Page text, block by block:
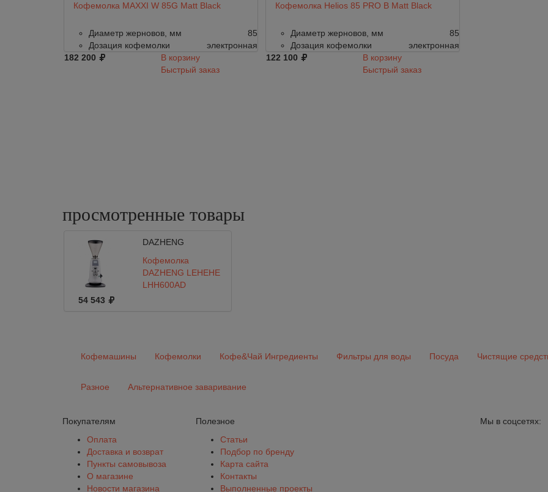
Кофемолка MAXXI W 85G Matt Black
Диаметр жерновов, мм
85
Дозация кофемолки
электронная
182 200
В корзину
Быстрый заказ
Кофемолка Helios 85 PRO B Matt Black
Диаметр жерновов, мм
85
Дозация кофемолки
электронная
122 100
В корзину
Быстрый заказ
просмотренные товары
DAZHENG
Кофемолка
DAZHENG LEHEHE
LHH600AD
54 543
Кофемашины Кофемолки Кофе&Чай Ингредиенты Фильтры для воды Посуда Чистящие
Разное Альтернативное заваривание
Покупателям
Оплата
Доставка и возврат
Пункты самовывоза
О магазине
Новости магазина
Полезное
Статьи
Подбор по бренду
Карта сайта
Контакты
Выполненные проекты
Мы в соцсетях: